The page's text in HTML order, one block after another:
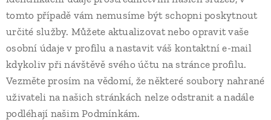
tomto případě vám nemusíme být schopni poskytnout
určité služby. Můžete aktualizovat nebo opravit vaše
osobní údaje v profilu a nastavit váš kontaktní e-mail
kdykoliv při návštěvě svého účtu na stránce profilu.
Vezměte prosím na vědomí, že některé soubory nahrané
uživateli na našich stránkách nelze odstranit a nadále
podléhají našim Podmínkám.